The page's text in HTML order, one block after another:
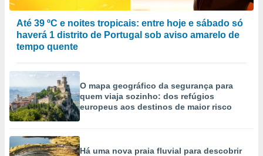
Até 39 ºC e noites tropicais: entre hoje e sábado só
haverá 1 distrito de Portugal sob aviso amarelo de
tempo quente
O mapa geográfico da segurança para
quem viaja sozinho: dos refúgios
europeus aos destinos de maior risco
Há uma nova praia fluvial para descobrir